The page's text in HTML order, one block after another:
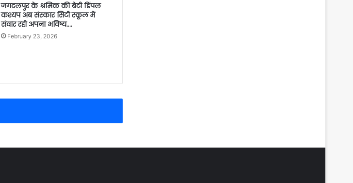
जगदलपुर के श्रमिक की बेटी डिंपल
कश्यप अब संस्कार सिटी स्कूल में
संवार रही अपना भविष्य….
February 23, 2026